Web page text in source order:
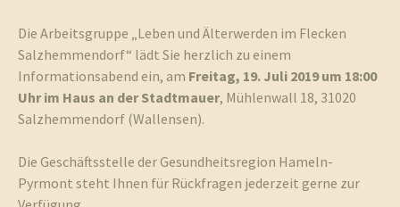
Die Arbeitsgruppe „Leben und Älterwerden im Flecken
Salzhemmendorf“ lädt Sie herzlich zu einem
Informationsabend ein, am Freitag, 19. Juli 2019 um 18:00
Uhr im Haus an der Stadtmauer, Mühlenwall 18, 31020
Salzhemmendorf (Wallensen).
Die Geschäftsstelle der Gesundheitsregion Hameln-
Pyrmont steht Ihnen für Rückfragen jederzeit gerne zur